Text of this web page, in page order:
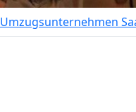
Umzugsunternehmen